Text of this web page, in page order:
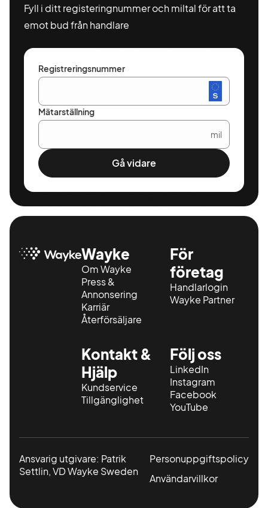
Fyll i ditt registeringnummer och miltal för att ta
emot bud från handlare
Registreringsnummer
Mätarställning
mil
Gå vidare
Wayke
Om Wayke
Press &
Annonsering
Karriär
Återförsäljare
För
företag
Handlarlogin
Wayke Partner
Kontakt &
Hjälp
Kundservice
Tillgänglighet
Följ oss
LinkedIn
Instagram
Facebook
YouTube
Ansvarig utgivare: Patrik
Settlin, VD Wayke Sweden
Personuppgiftspolicy
Användarvillkor